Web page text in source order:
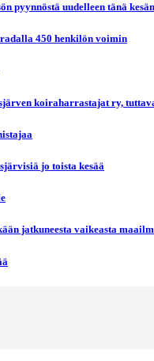
pyynnöstä uudelleen tänä
450 henkilön voimin
koiraharrastajat ry,
jo toista kesää
jatkuneesta vaikeasta